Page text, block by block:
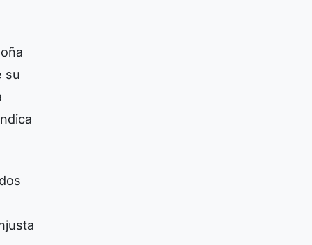
su